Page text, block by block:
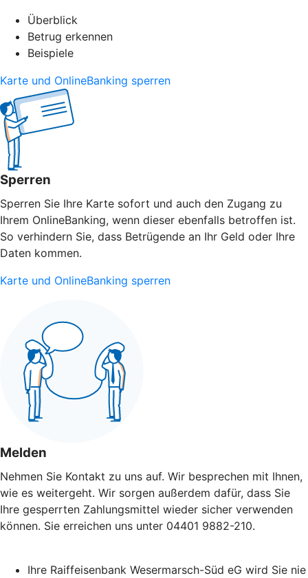
Überblick
Betrug erkennen
Beispiele
Karte und OnlineBanking sperren
Sperren
Sperren Sie Ihre Karte sofort und auch den Zugang zu
Ihrem OnlineBanking, wenn dieser ebenfalls betroffen ist.
So verhindern Sie, dass Betrügende an Ihr Geld oder Ihre
Daten kommen.
Karte und OnlineBanking sperren
Melden
Nehmen Sie Kontakt zu uns auf. Wir besprechen mit Ihnen,
wie es weitergeht. Wir sorgen außerdem dafür, dass Sie
Ihre gesperrten Zahlungsmittel wieder sicher verwenden
können. Sie erreichen uns unter 04401 9882-210.
Ihre Raiffeisenbank Wesermarsch-Süd eG wird Sie nie